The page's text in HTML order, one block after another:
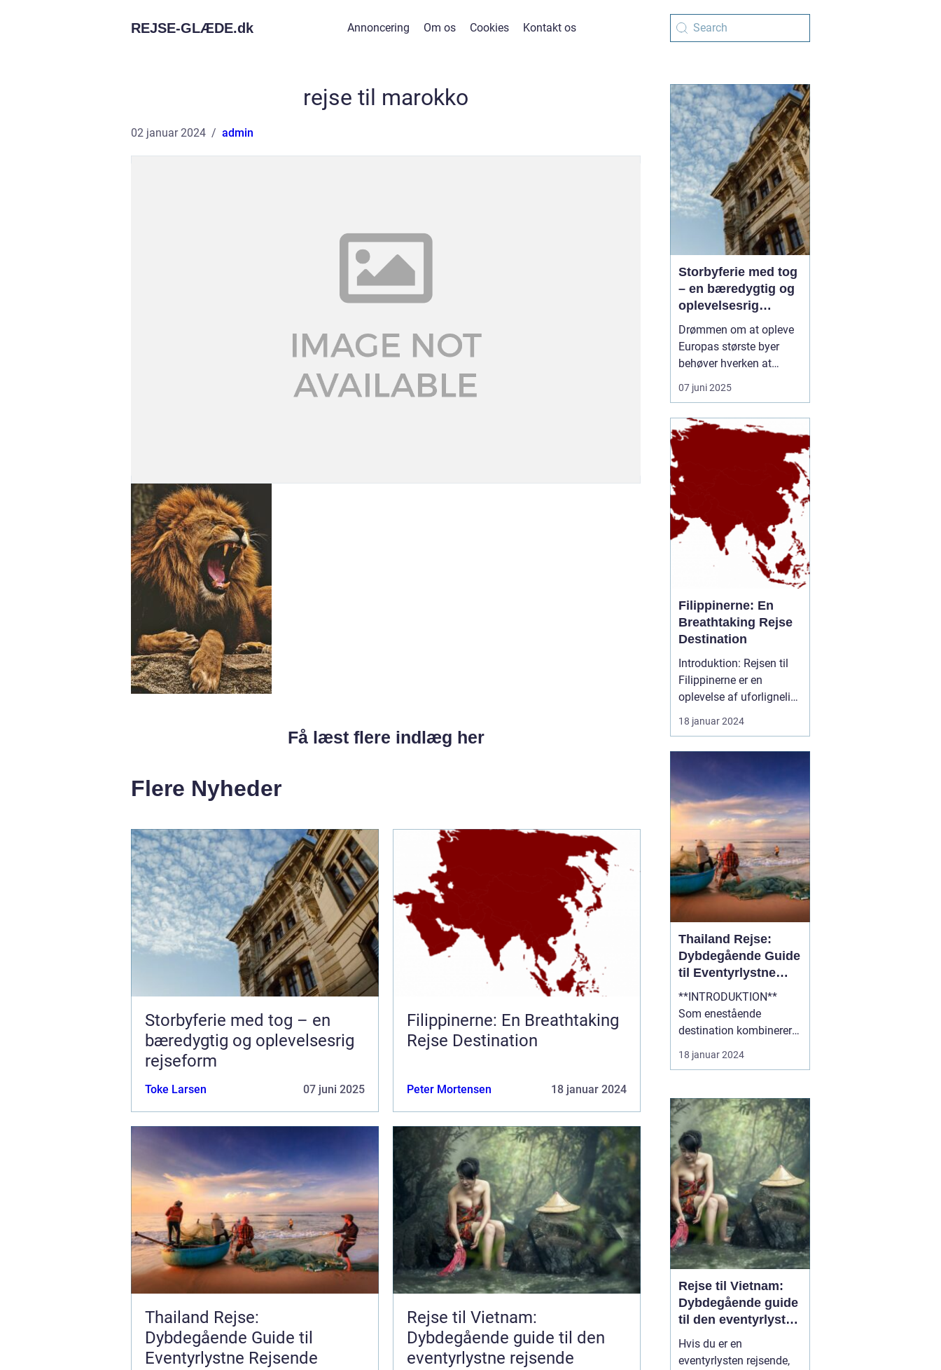
REJSE-GLÆDE.dk Annoncering Om os Cookies Kontakt os
rejse til marokko
02 januar 2024 admin
Få læst flere indlæg her
Flere Nyheder
Storbyferie med tog – en
bæredygtig og oplevelsesrig
rejseform
Toke Larsen 07 juni 2025
Filippinerne: En Breathtaking
Rejse Destination
Peter Mortensen 18 januar 2024
Thailand Rejse:
Dybdegående Guide til
Eventyrlystne Rejsende
Rejse til Vietnam:
Dybdegående guide til den
eventyrlystne rejsende
Storbyferie med tog
– en bæredygtig og
oplevelsesrig
rejseform
Drømmen om at opleve
Europas største byer
behøver hverken at
inkludere lange
ventetider i lufthavnen
udledninger. En
klimavenligt alternativ til
07 juni 2025
Filippinerne: En
Breathtaking Rejse
Destination
Introduktion: Rejsen til
Filippinerne er en
oplevelse af uforlignelig
skønhed og dyb kultur.
Dette eventyrland skaber
strande, frodige
regnskove,
dybhavsdykning og en
unik kulturel arv. Denne
artikel tage...
18 januar 2024
Thailand Rejse:
Dybdegående Guide
til Eventyrlystne
Rejsende
**INTRODUKTION**
Som enestående
destination kombinerer
Thailand det bedste af
kultur, natur og eventyr,
rejsemål for
eventyrlystne rejsende.
Med sin blændende
skønhed, fascinerende
historie og varme
gæstfrihed er Thailan...
18 januar 2024
Rejse til Vietnam:
Dybdegående guide
til den eventyrlystne
rejsende
Hvis du er en
eventyrlysten rejsende,